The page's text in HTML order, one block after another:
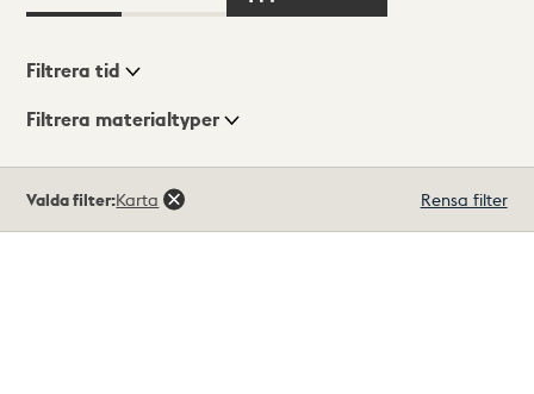
Visningsläge
Filtrera tid
Filtrera materialtyper
träffar
Valda filter:Karta Rensa filter